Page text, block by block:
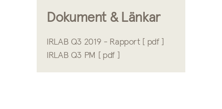
Dokument & Länkar
IRLAB Q3 2019 - Rapport [ pdf ]
IRLAB Q3 PM [ pdf ]